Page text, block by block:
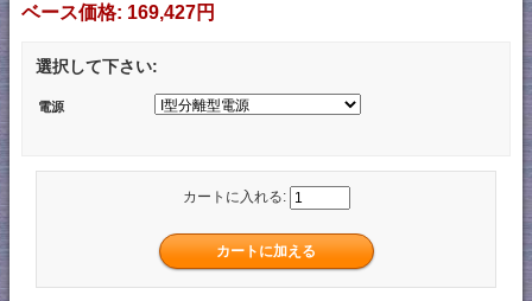
ベース価格: 169,427円
選択して下さい:
電源
カートに入れる: